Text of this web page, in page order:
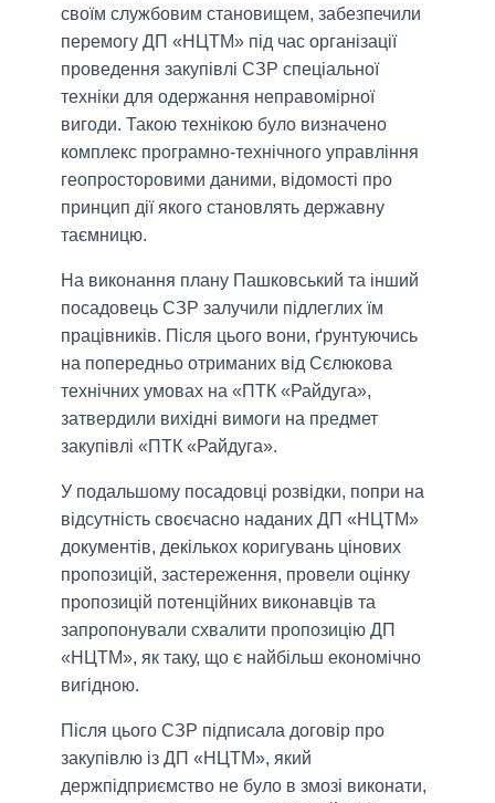
своїм службовим становищем, забезпечили
перемогу ДП «НЦТМ» під час організації
проведення закупівлі СЗР спеціальної
техніки для одержання неправомірної
вигоди. Такою технікою було визначено
комплекс програмно-технічного управління
геопросторовими даними, відомості про
принцип дії якого становлять державну
таємницю.
На виконання плану Пашковський та інший
посадовець СЗР залучили підлеглих їм
працівників. Після цього вони, ґрунтуючись
на попередньо отриманих від Сєлюкова
технічних умовах на «ПТК «Райдуга»,
затвердили вихідні вимоги на предмет
закупівлі «ПТК «Райдуга».
У подальшому посадовці розвідки, попри на
відсутність своєчасно наданих ДП «НЦТМ»
документів, декількох коригувань цінових
пропозицій, застереження, провели оцінку
пропозицій потенційних виконавців та
запропонували схвалити пропозицію ДП
«НЦТМ», як таку, що є найбільш економічно
вигідною.
Після цього СЗР підписала договір про
закупівлю із ДП «НЦТМ», який
держпідприємство не було в змозі виконати,